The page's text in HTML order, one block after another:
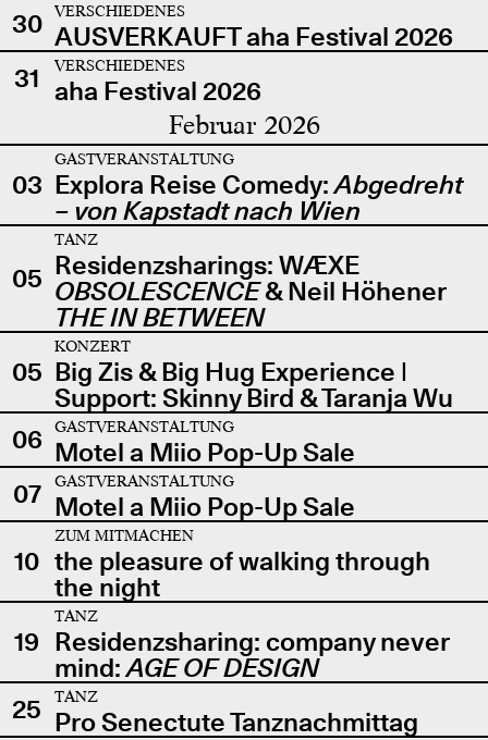
30
VERSCHIEDENES
AUSVERKAUFT aha Festival 2026
31
VERSCHIEDENES
aha Festival 2026
Februar 2026
03
GASTVERANSTALTUNG
Explora Reise Comedy:Abgedreht
– von Kapstadt nach Wien
05
TANZ
Residenzsharings: WÆXE
OBSOLESCENCE& Neil Höhener
THE IN BETWEEN
05
KONZERT
Big Zis & Big Hug Experience |
Support: Skinny Bird & Taranja Wu
06
GASTVERANSTALTUNG
Motel a Miio Pop-Up Sale
07
GASTVERANSTALTUNG
Motel a Miio Pop-Up Sale
10
ZUM MITMACHEN
the pleasure of walking through
the night
19
TANZ
Residenzsharing: company never
mind:AGE OF DESIGN
25
TANZ
Pro Senectute Tanznachmittag